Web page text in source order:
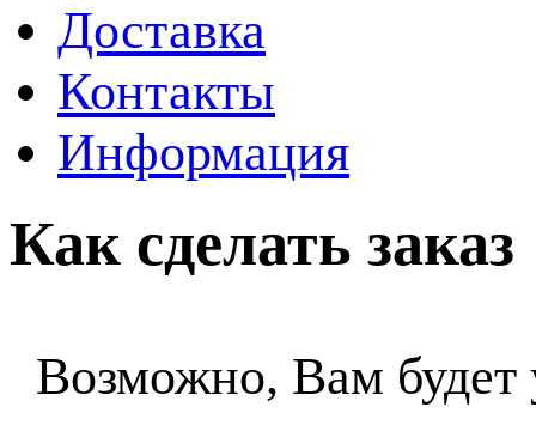
Доставка
Контакты
Информация
Как сделать заказ
Возможно, Вам будет